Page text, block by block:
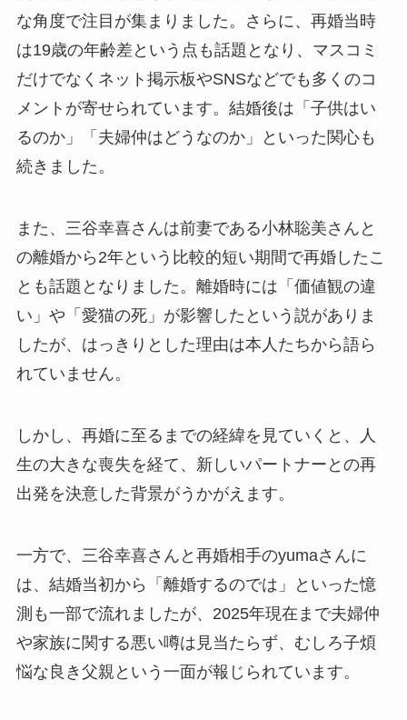
な角度で注目が集まりました。さらに、再婚当時
は19歳の年齢差という点も話題となり、マスコミ
だけでなくネット掲示板やSNSなどでも多くのコ
メントが寄せられています。結婚後は「子供はい
るのか」「夫婦仲はどうなのか」といった関心も
続きました。
また、三谷幸喜さんは前妻である小林聡美さんと
の離婚から2年という比較的短い期間で再婚したこ
とも話題となりました。離婚時には「価値観の違
い」や「愛猫の死」が影響したという説がありま
したが、はっきりとした理由は本人たちから語ら
れていません。
しかし、再婚に至るまでの経緯を見ていくと、人
生の大きな喪失を経て、新しいパートナーとの再
出発を決意した背景がうかがえます。
一方で、三谷幸喜さんと再婚相手のyumaさんに
は、結婚当初から「離婚するのでは」といった憶
測も一部で流れましたが、2025年現在まで夫婦仲
や家族に関する悪い噂は見当たらず、むしろ子煩
悩な良き父親という一面が報じられています。